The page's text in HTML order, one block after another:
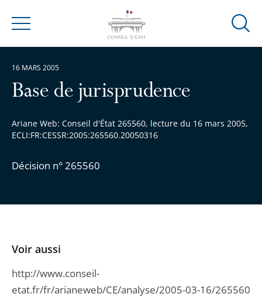
Menu
Ouvrir
Base de jurisprudence
Ariane Web: Conseil d'État 265560, lecture du 16 mars 2005,
ECLI:FR:CESSR:2005:265560.20050316
Décision n° 265560
16 MARS 2005
Voir aussi
http://www.conseil-
etat.fr/fr/arianeweb/CE/analyse/2005-03-16/265560